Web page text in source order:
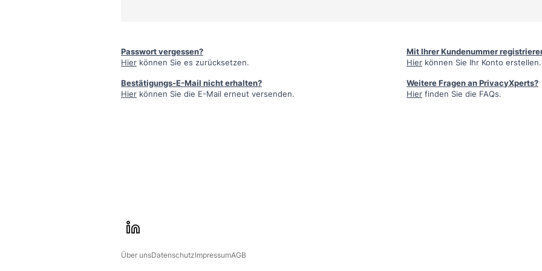
Passwort vergessen?
Hier können Sie es zurücksetzen.
Bestätigungs-E-Mail nicht erhalten?
Hier können Sie die E-Mail erneut versenden.
Mit Ihrer Kundenummer
Hier können Sie Ihr Konto erstellen.
Weitere Fragen an PrivacyXperts?
Hier finden Sie die FAQs.
i
Über unsDatenschutzImpressumAGB